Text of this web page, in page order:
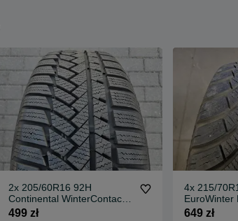
2x 205/60R16 92H
Continental WinterContact
TS850P / 2x 8mm [122]
499 zł
4x 215/
EuroWinter
649 zł